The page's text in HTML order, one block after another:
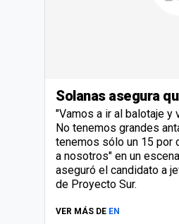
Solanas asegura
"Vamos a ir al balotaje y
No tenemos grandes
tenemos sólo un 15 por
a nosotros" en un
aseguró el candidato a
de Proyecto Sur.
VER MÁS DE EN